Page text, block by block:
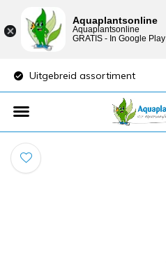
Uitgebreid assortiment
Aquaplantsonline
Aquaplantsonline
GRATIS - In Google Play